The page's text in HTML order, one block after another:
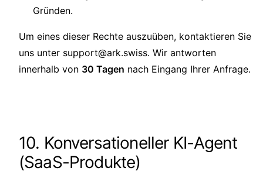
Gründen.
Um eines dieser Rechte auszuüben, kontaktieren Sie
uns unter support@ark.swiss. Wir antworten
innerhalb von 30 Tagen nach Eingang Ihrer Anfrage.
10. Konversationeller KI-Agent
(SaaS-Produkte)